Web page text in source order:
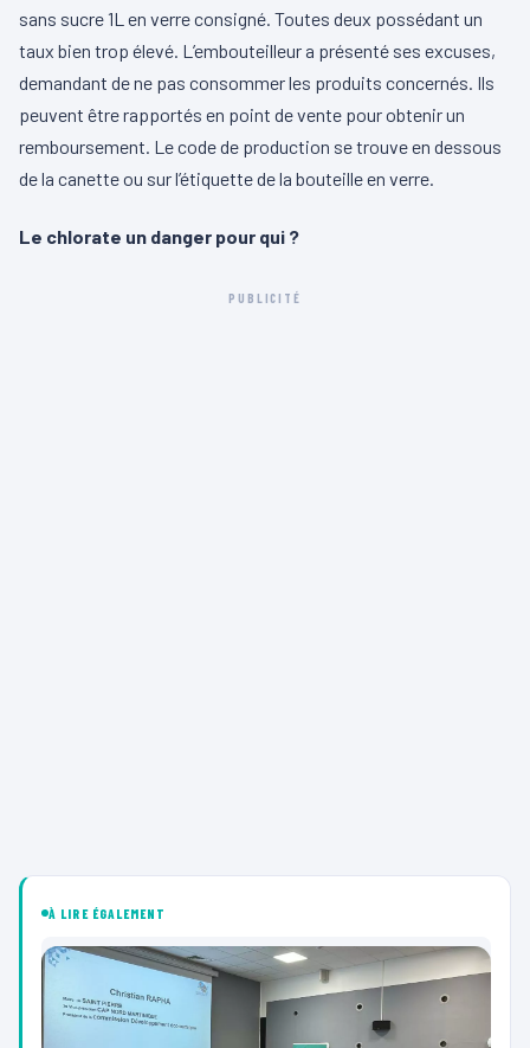
sans sucre 1L en verre consigné. Toutes deux possédant un
taux bien trop élevé. L’embouteilleur a présenté ses excuses,
demandant de ne pas consommer les produits concernés. Ils
peuvent être rapportés en point de vente pour obtenir un
remboursement. Le code de production se trouve en dessous
de la canette ou sur l’étiquette de la bouteille en verre.
Le chlorate un danger pour qui ?
PUBLICITÉ
À LIRE ÉGALEMENT